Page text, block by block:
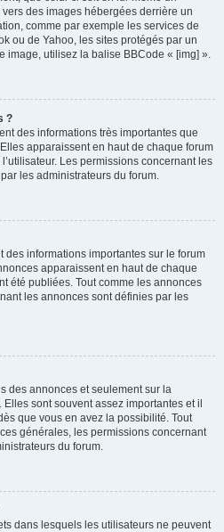
des images hébergées derrière un
comme par exemple les services de
ou de Yahoo, les sites protégés par un
image, utilisez la balise BBCode « [img] ».
?
des informations très importantes que
apparaissent en haut de chaque forum
Les permissions concernant les
les administrateurs du forum.
des informations importantes sur le forum
apparaissent en haut de chaque
été publiées. Tout comme les annonces
les annonces sont définies par les
des annonces et seulement sur la
sont souvent assez importantes et il
que vous en avez la possibilité. Tout
générales, les permissions concernant
du forum.
dans lesquels les utilisateurs ne peuvent